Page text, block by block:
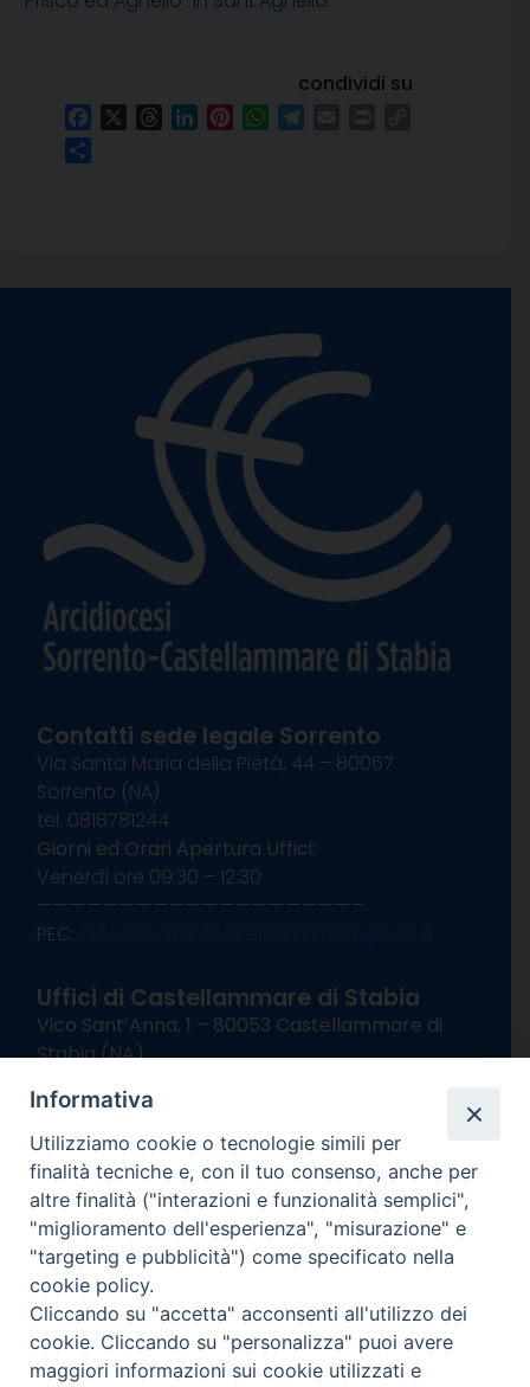
condividi su
FacebookThreadsLinkedInPinterestWhatsApp
Contatti sede legale Sorrento
Via Santa Maria della Pietà, 44 – 80067
Sorrento (NA)
tel. 0818781244
Giorni ed Orari Apertura Uffici:
Venerdì ore 09:30 – 12:30
———————————————————–
PEC:
Uffici di Castellammare di Stabia
Vico Sant’Anna, 1 – 80053 Castellammare di
Stabia (NA)
Giorni ed Orari Apertura Uffici:
Lunedì e Mercoledì ore 09:00 – 13:00
Uffici Matrimoni:
Lunedì e Mercoledì ore 09:30 – 12:30
seguici su
Channel
Informativa Privacy
Informativa
Utilizziamo cookie o tecnologie simili per
finalità tecniche e, con il tuo consenso, anche per
altre finalità ("interazioni e funzionalità semplici",
"miglioramento dell'esperienza", "misurazione" e
"targeting e pubblicità") come specificato nella
cookie policy.
Cliccando su "accetta" acconsenti all'utilizzo dei
cookie. Cliccando su "personalizza" puoi avere
maggiori informazioni sui cookie utilizzati e